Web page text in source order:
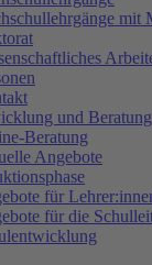
mit
und Beratung
Beratung
Angebote
für
für die